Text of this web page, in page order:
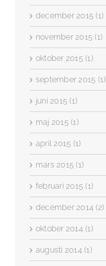
december 2015 (1)
november 2015 (1)
oktober 2015 (1)
september 2015 (1)
juni 2015 (1)
maj 2015 (1)
april 2015 (1)
mars 2015 (1)
februari 2015 (1)
december 2014 (2)
oktober 2014 (1)
augusti 2014 (1)